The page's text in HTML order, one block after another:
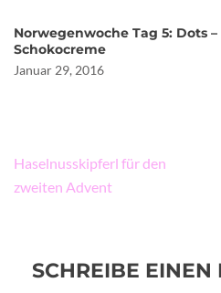
Norwegenwoche Tag 5: Dots
Schokocreme
Januar 29, 2016
Beitragsnavigation
Haselnusskipferl für den
zweiten Advent
SCHREIBE EINEN